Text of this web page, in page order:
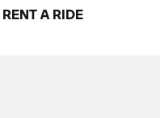
RENT A RIDE